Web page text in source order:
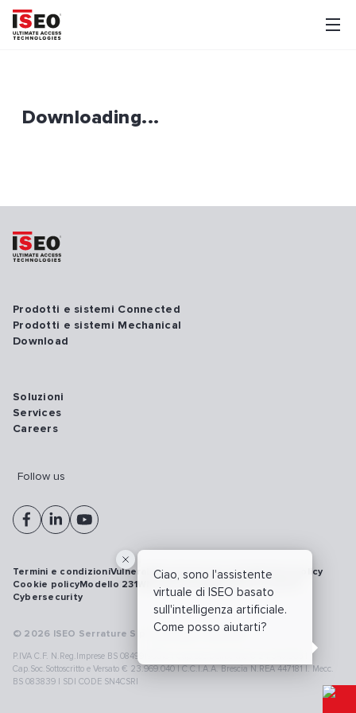
Downloading...
Ciao, sono l'assistente
virtuale di ISEO basato
sull'intelligenza artificiale.
Come posso aiutarti?
Prodotti e sistemi Connected
Prodotti e sistemi Mechanical
Download
Soluzioni
Services
Careers
Follow us
© 2026 ISEO Serrature S.p.A. All right reserved
P.IVA C.F. N.Reg.Imprese BS 08499190018 | Cap.Soc.Deliberato € 24.340.965 |
Cap.Soc.Sottoscritto e Versato € 23.969.040 | C.C.I.A.A. Brescia N.REA 447181 |. Mecc.
BS 083839 | SDI CODE SN4CSRI
Termini e condizioniVulnerability disclosure policyPrivacy policy
Cookie policyModello 231WhistleblowingRichiamo prodotti
Cybersecurity